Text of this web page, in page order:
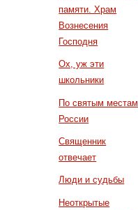
памяти. Храм
Вознесения
Господня
Ох, уж эти
школьники
По святым местам
России
Священник
отвечает
Люди и судьбы
Неоткрытые